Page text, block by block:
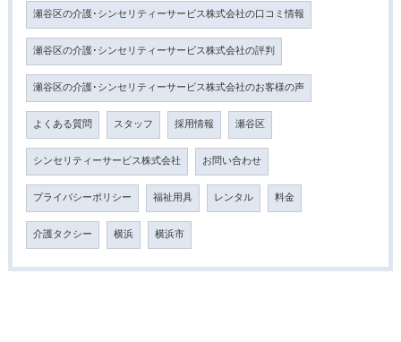
瀬谷区の介護･シンセリティーサービス株式会社の口コミ情報
瀬谷区の介護･シンセリティーサービス株式会社の評判
瀬谷区の介護･シンセリティーサービス株式会社のお客様の声
よくある質問 スタッフ 採用情報 瀬谷区
シンセリティーサービス株式会社 お問い合わせ
プライバシーポリシー 福祉用具 レンタル 料金
介護タクシー 横浜 横浜市